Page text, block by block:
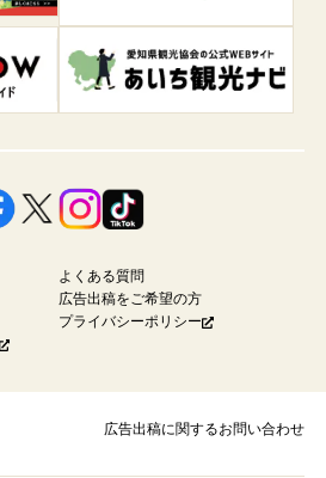
よくある質問
広告出稿をご希望の方
プライバシーポリシー
広告出稿に関するお問い合わせ